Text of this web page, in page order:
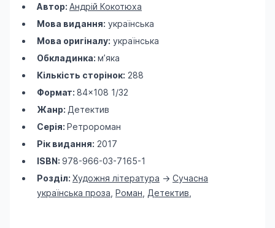
Автор: Андрій Кокотюха
Мова видання: українська
Мова оригіналу: українська
Обкладинка: м’яка
Кількість сторінок: 288
Формат: 84×108 1/32
Жанр: Детектив
Серія: Ретророман
Рік видання: 2017
ISBN: 978-966-03-7165-1
Розділ: Художня література -> Сучасна
українська проза Роман Детектив